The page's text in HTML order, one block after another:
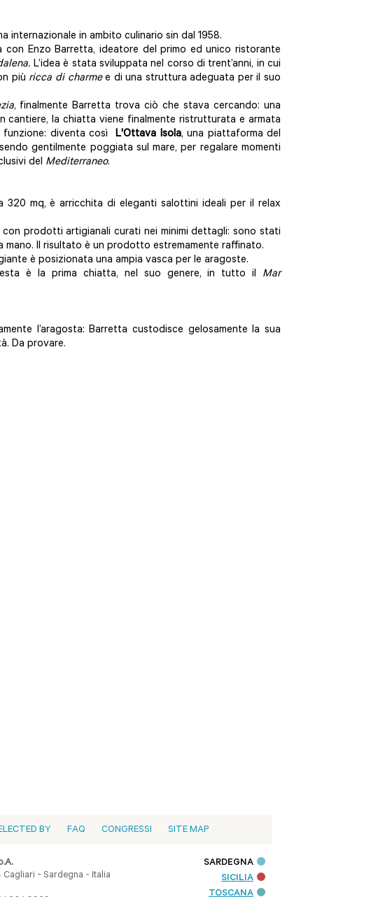
internazionale in ambito culinario sin dal 1958.
con Enzo Barretta, ideatore del primo ed unico ristorante
L’idea è stata sviluppata nel corso di trent’anni, in cui
più ricca di charmee di una struttura adeguata per il suo
, finalmente Barretta trova ciò che stava cercando: una
cantiere, la chiatta viene finalmente ristrutturata e armata
funzione: diventa cosìL'Ottava Isola, una piattaforma del
gentilmente poggiata sul mare, per regalare momenti
del Mediterraneo.
320 mq, è arricchita di eleganti salottini ideali per il relax
con prodotti artigianali curati nei minimi dettagli: sono stati
Il risultato è un prodotto estremamente raffinato.
è posizionata una ampia vasca per le aragoste.
è la prima chiatta, nel suo genere, in tutto il Mar
l’aragosta: Barretta custodisce gelosamente la sua
Da provare.
BY FAQ CONGRESSI SITE MAP
Cagliari - Sardegna - Italia
SARDEGNA
SICILIA
TOSCANA